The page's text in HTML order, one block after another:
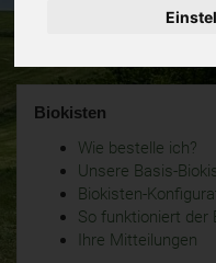
Biokisten
Wie bestelle ich?
Unsere Basis-
Biokisten-
So funktioniert der
Ihre Mitteilungen